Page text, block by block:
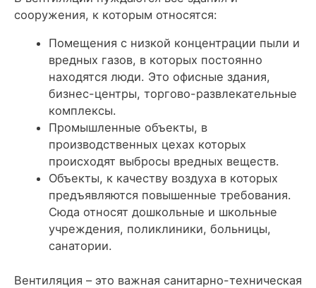
сооружения, к которым относятся:
Помещения с низкой концентрации пыли и
вредных газов, в которых постоянно
находятся люди. Это офисные здания,
бизнес-центры, торгово-развлекательные
комплексы.
Промышленные объекты, в
производственных цехах которых
происходят выбросы вредных веществ.
Объекты, к качеству воздуха в которых
предъявляются повышенные требования.
Сюда относят дошкольные и школьные
учреждения, поликлиники, больницы,
санатории.
Вентиляция – это важная санитарно-техническая